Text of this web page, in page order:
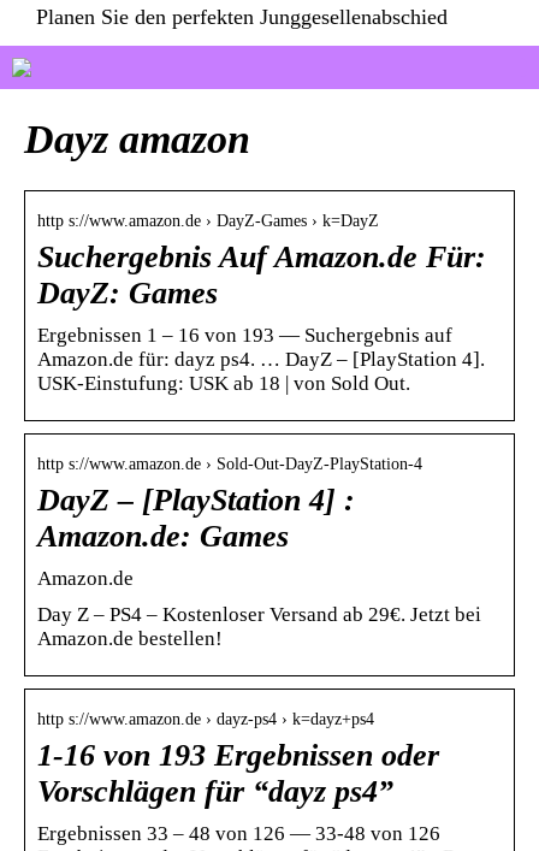
Planen Sie den perfekten Junggesellenabschied
Dayz amazon
http s://www.amazon.de › DayZ-Games › k=DayZ
Suchergebnis Auf Amazon.de Für:
DayZ: Games
Ergebnissen 1 – 16 von 193 — Suchergebnis auf
Amazon.de für: dayz ps4. … DayZ – [PlayStation 4].
USK-Einstufung: USK ab 18 | von Sold Out.
http s://www.amazon.de › Sold-Out-DayZ-PlayStation-4
DayZ – [PlayStation 4] :
Amazon.de: Games
Amazon.de
Day Z – PS4 – Kostenloser Versand ab 29€. Jetzt bei
Amazon.de bestellen!
http s://www.amazon.de › dayz-ps4 › k=dayz+ps4
1-16 von 193 Ergebnissen oder
Vorschlägen für “dayz ps4”
Ergebnissen 33 – 48 von 126 — 33-48 von 126